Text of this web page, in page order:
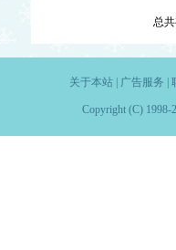
总
关于本站| 广告服务
Copyright (C) 1998-